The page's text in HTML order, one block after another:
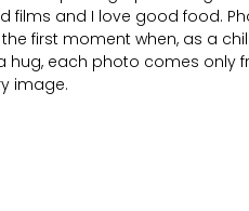
films and I love good food.
first moment when, as a
hug, each photo comes only
image.